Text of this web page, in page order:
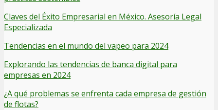
Claves del Éxito Empresarial en México. Asesoría Legal
Especializada
Tendencias en el mundo del vapeo para 2024
Explorando las tendencias de banca digital para
empresas en 2024
¿A qué problemas se enfrenta cada empresa de gestión
de flotas?